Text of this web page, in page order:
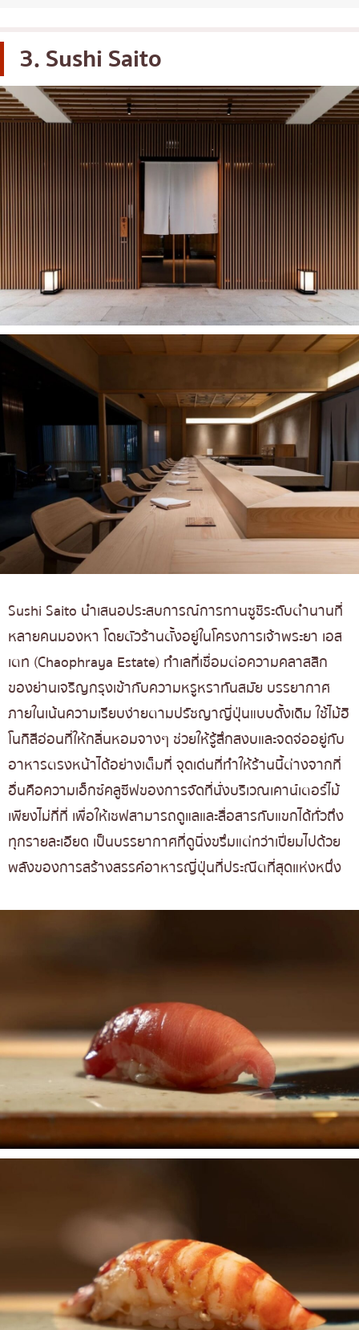
3. Sushi Saito
Sushi Saito นำเสนอประสบการณ์การทานซูชิระดับตำนานที่
หลายคนมองหา โดยตัวร้านตั้งอยู่ในโครงการเจ้าพระยา เอส
เตท (Chaophraya Estate) ทำเลที่เชื่อมต่อความคลาสสิก
ของย่านเจริญกรุงเข้ากับความหรูหราทันสมัย บรรยากาศ
ภายในเน้นความเรียบง่ายตามปรัชญาญี่ปุ่นแบบดั้งเดิม ใช้ไม้ฮิ
โนกิสีอ่อนที่ให้กลิ่นหอมจางๆ ช่วยให้รู้สึกสงบและจดจ่ออยู่กับ
อาหารตรงหน้าได้อย่างเต็มที่ จุดเด่นที่ทำให้ร้านนี้ต่างจากที่
อื่นคือความเอ็กซ์คลูซีฟของการจัดที่นั่งบริเวณเคาน์เตอร์ไม้
เพียงไม่กี่ที่ เพื่อให้เชฟสามารถดูแลและสื่อสารกับแขกได้ทั่วถึง
ทุกรายละเอียด เป็นบรรยากาศที่ดูนิ่งขรึมแต่ทว่าเปี่ยมไปด้วย
พลังของการสร้างสรรค์อาหารญี่ปุ่นที่ประณีตที่สุดแห่งหนึ่ง